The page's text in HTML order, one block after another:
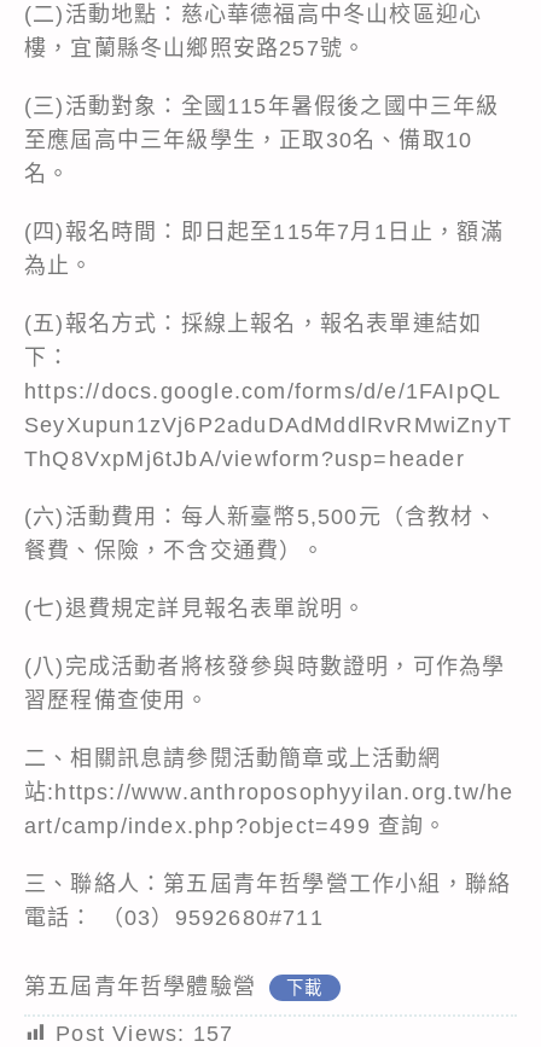
(二)活動地點：慈心華德福高中冬山校區迎心
樓，宜蘭縣冬山鄉照安路257號。
(三)活動對象：全國115年暑假後之國中三年級
至應屆高中三年級學生，正取30名、備取10
名。
(四)報名時間：即日起至115年7月1日止，額滿
為止。
(五)報名方式：採線上報名，報名表單連結如
下：
https://docs.google.com/forms/d/e/1FAIpQL
SeyXupun1zVj6P2aduDAdMddlRvRMwiZnyT
ThQ8VxpMj6tJbA/viewform?usp=header
(六)活動費用：每人新臺幣5,500元（含教材、
餐費、保險，不含交通費）。
(七)退費規定詳見報名表單說明。
(八)完成活動者將核發參與時數證明，可作為學
習歷程備查使用。
二、相關訊息請參閱活動簡章或上活動網
站:https://www.anthroposophyyilan.org.tw/he
art/camp/index.php?object=499 查詢。
三、聯絡人：第五屆青年哲學營工作小組，聯絡
電話： （03）9592680#711
第五屆青年哲學體驗營 下載
Post Views: 157